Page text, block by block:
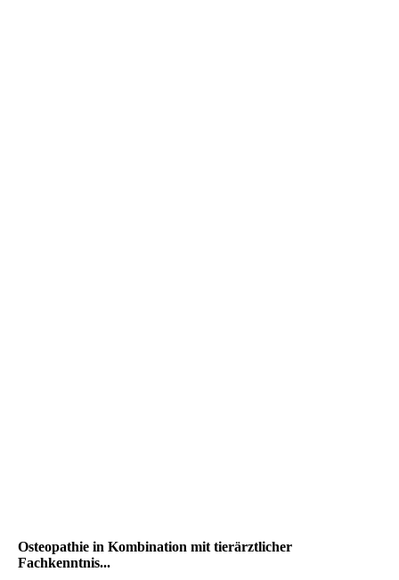
Osteopathie in Kombination mit tierärztlicher
Fachkenntnis...